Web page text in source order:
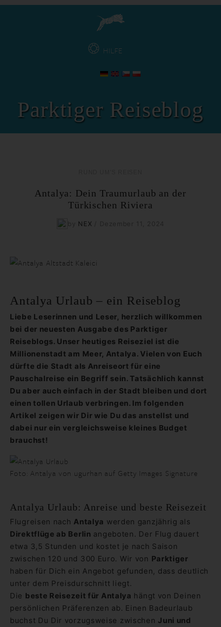
HILFE
Parktiger Reiseblog
Antalya: Dein Traumurlaub an der
Türkischen Riviera
NEX
Antalya Urlaub – ein Reiseblog
Liebe Leserinnen und Leser, herzlich willkommen
bei der neuesten Ausgabe des Parktiger
Reiseblogs. Unser heutiges Reiseziel ist die
Millionenstadt am Meer, Antalya. Vielen von Euch
dürfte die Stadt als Anreiseort für eine
Pauschalreise ein Begriff sein. Tatsächlich kannst
Du aber auch einfach in der Stadt bleiben und dort
einen tollen Urlaub verbringen. Im folgenden
Artikel zeigen wir Dir wie Du das anstellst und
dabei nur ein vergleichsweise kleines Budget
brauchst!
Foto: Antalya von ugurhan auf Getty Images Signature
Antalya Urlaub: Anreise und beste Reisezeit
Flugreisen nach Antalya werden ganzjährig als
Direktflüge ab Berlin angeboten. Der Flug dauert
etwa 3,5 Stunden und kostet je nach Saison
zwischen 120 und 300 Euro. Wir von Parktiger
haben für Dich ein Angebot gefunden, dass deutlich
unter dem Preisdurschnitt liegt.
Die beste Reisezeit für Antalya hängt von Deinen
persönlichen Präferenzen ab. Einen Badeurlaub
buchst Du Dir vorzugsweise zwischen Juni und